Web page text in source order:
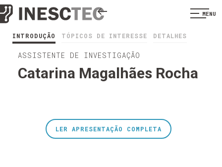
MENU
INTRODUÇÃO TÓPICOS DE INTERESSE DETALHES
ASSISTENTE DE INVESTIGAÇÃO
Catarina Magalhães Rocha
LER APRESENTAÇÃO COMPLETA